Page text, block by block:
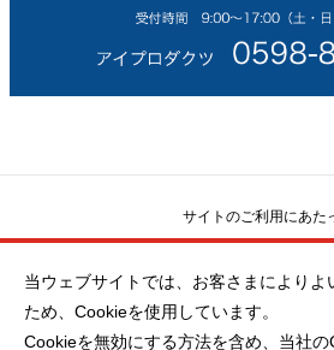
サイトのご利用にあた
ソーシャルメディアポリ
当ウェブサイトでは、お客さまによりよ
ため、Cookieを使用しています。
Cookieを無効にする方法を含め、当社